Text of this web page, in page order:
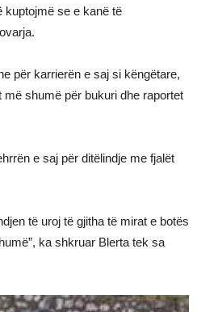
kuptojmë se e kanë të
për karrierën e saj si këngëtare,
shumë për bukuri dhe raportet
e saj për ditëlindje me fjalët
të uroj të gjitha të mirat e botës
ka shkruar Blerta tek sa